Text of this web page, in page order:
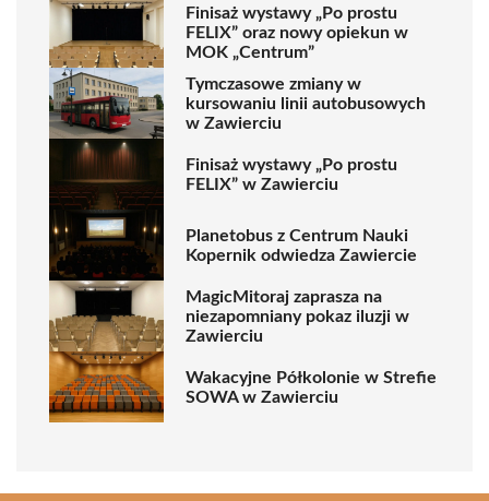
Finisaż wystawy „Po prostu
FELIX” oraz nowy opiekun w
MOK „Centrum”
Tymczasowe zmiany w
kursowaniu linii autobusowych
w Zawierciu
Finisaż wystawy „Po prostu
FELIX” w Zawierciu
Planetobus z Centrum Nauki
Kopernik odwiedza Zawiercie
MagicMitoraj zaprasza na
niezapomniany pokaz iluzji w
Zawierciu
Wakacyjne Półkolonie w Strefie
SOWA w Zawierciu